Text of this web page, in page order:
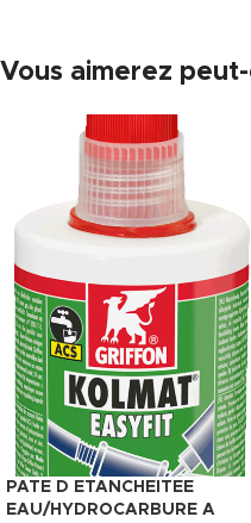
Vous aimerez
PATE D ETANCHEITEE
EAU/HYDROCARBURE A